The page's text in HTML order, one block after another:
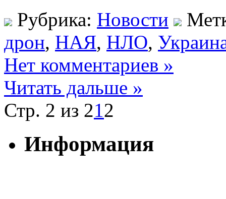
Рубрика: Новости
дрон, НАЯ, НЛО,
Нет комментариев »
Читать дальше »
Стр. 2 из 21 2
Информация